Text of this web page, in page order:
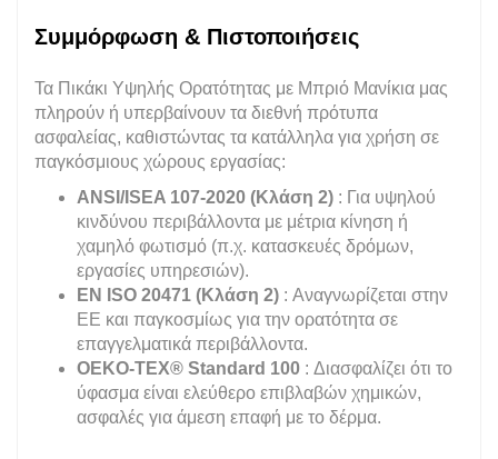
Συμμόρφωση & Πιστοποιήσεις
Τα Πικάκι Υψηλής Ορατότητας με Μπριό Μανίκια μας
πληρούν ή υπερβαίνουν τα διεθνή πρότυπα
ασφαλείας, καθιστώντας τα κατάλληλα για χρήση σε
παγκόσμιους χώρους εργασίας:
ANSI/ISEA 107-2020 (Κλάση 2) : Για υψηλού
κινδύνου περιβάλλοντα με μέτρια κίνηση ή
χαμηλό φωτισμό (π.χ. κατασκευές δρόμων,
εργασίες υπηρεσιών).
EN ISO 20471 (Κλάση 2) : Αναγνωρίζεται στην
ΕΕ και παγκοσμίως για την ορατότητα σε
επαγγελματικά περιβάλλοντα.
OEKO-TEX® Standard 100 : Διασφαλίζει ότι το
ύφασμα είναι ελεύθερο επιβλαβών χημικών,
ασφαλές για άμεση επαφή με το δέρμα.